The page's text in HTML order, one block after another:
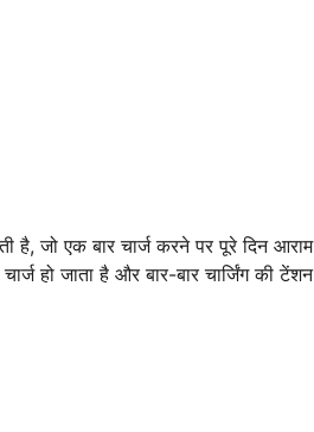
जो एक बार चार्ज करने पर पूरे दिन आराम
हो जाता है और बार-बार चार्जिंग की टेंशन